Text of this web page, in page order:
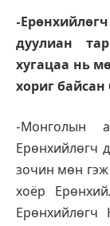
-
дуулиан
хугацаа нь
хориг байсан
-Монголын
Ерөнхийлөгч
зочин мөн гэж
хоёр